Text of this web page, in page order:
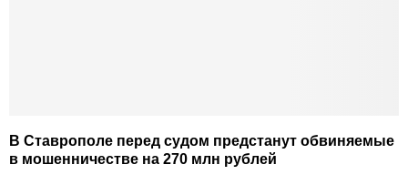
В Ставрополе перед судом предстанут обвиняемые
в мошенничестве на 270 млн рублей